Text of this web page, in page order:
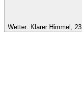
Wetter: Klarer Himmel, 23